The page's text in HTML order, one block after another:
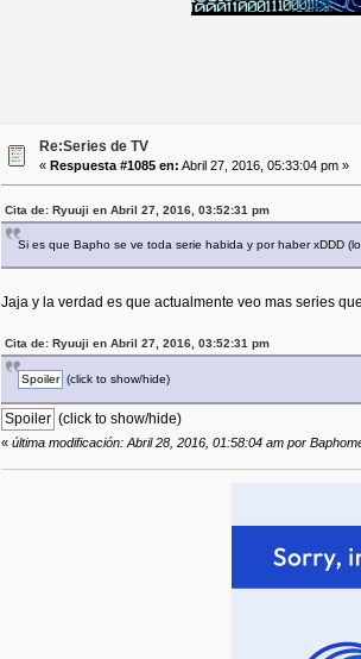
Re:Series de TV
« Respuesta #1085 en: Abril 27, 2016, 05:33:04 pm »
Cita de: Ryuuji en Abril 27, 2016, 03:52:31 pm
Si es que Bapho se ve toda serie habida y por haber xDDD
Jaja y la verdad es que actualmente veo mas series
Cita de: Ryuuji en Abril 27, 2016, 03:52:31 pm
(click to show/hide)
(click to show/hide)
« última modificación: Abril 28, 2016, 01:58:04 am por